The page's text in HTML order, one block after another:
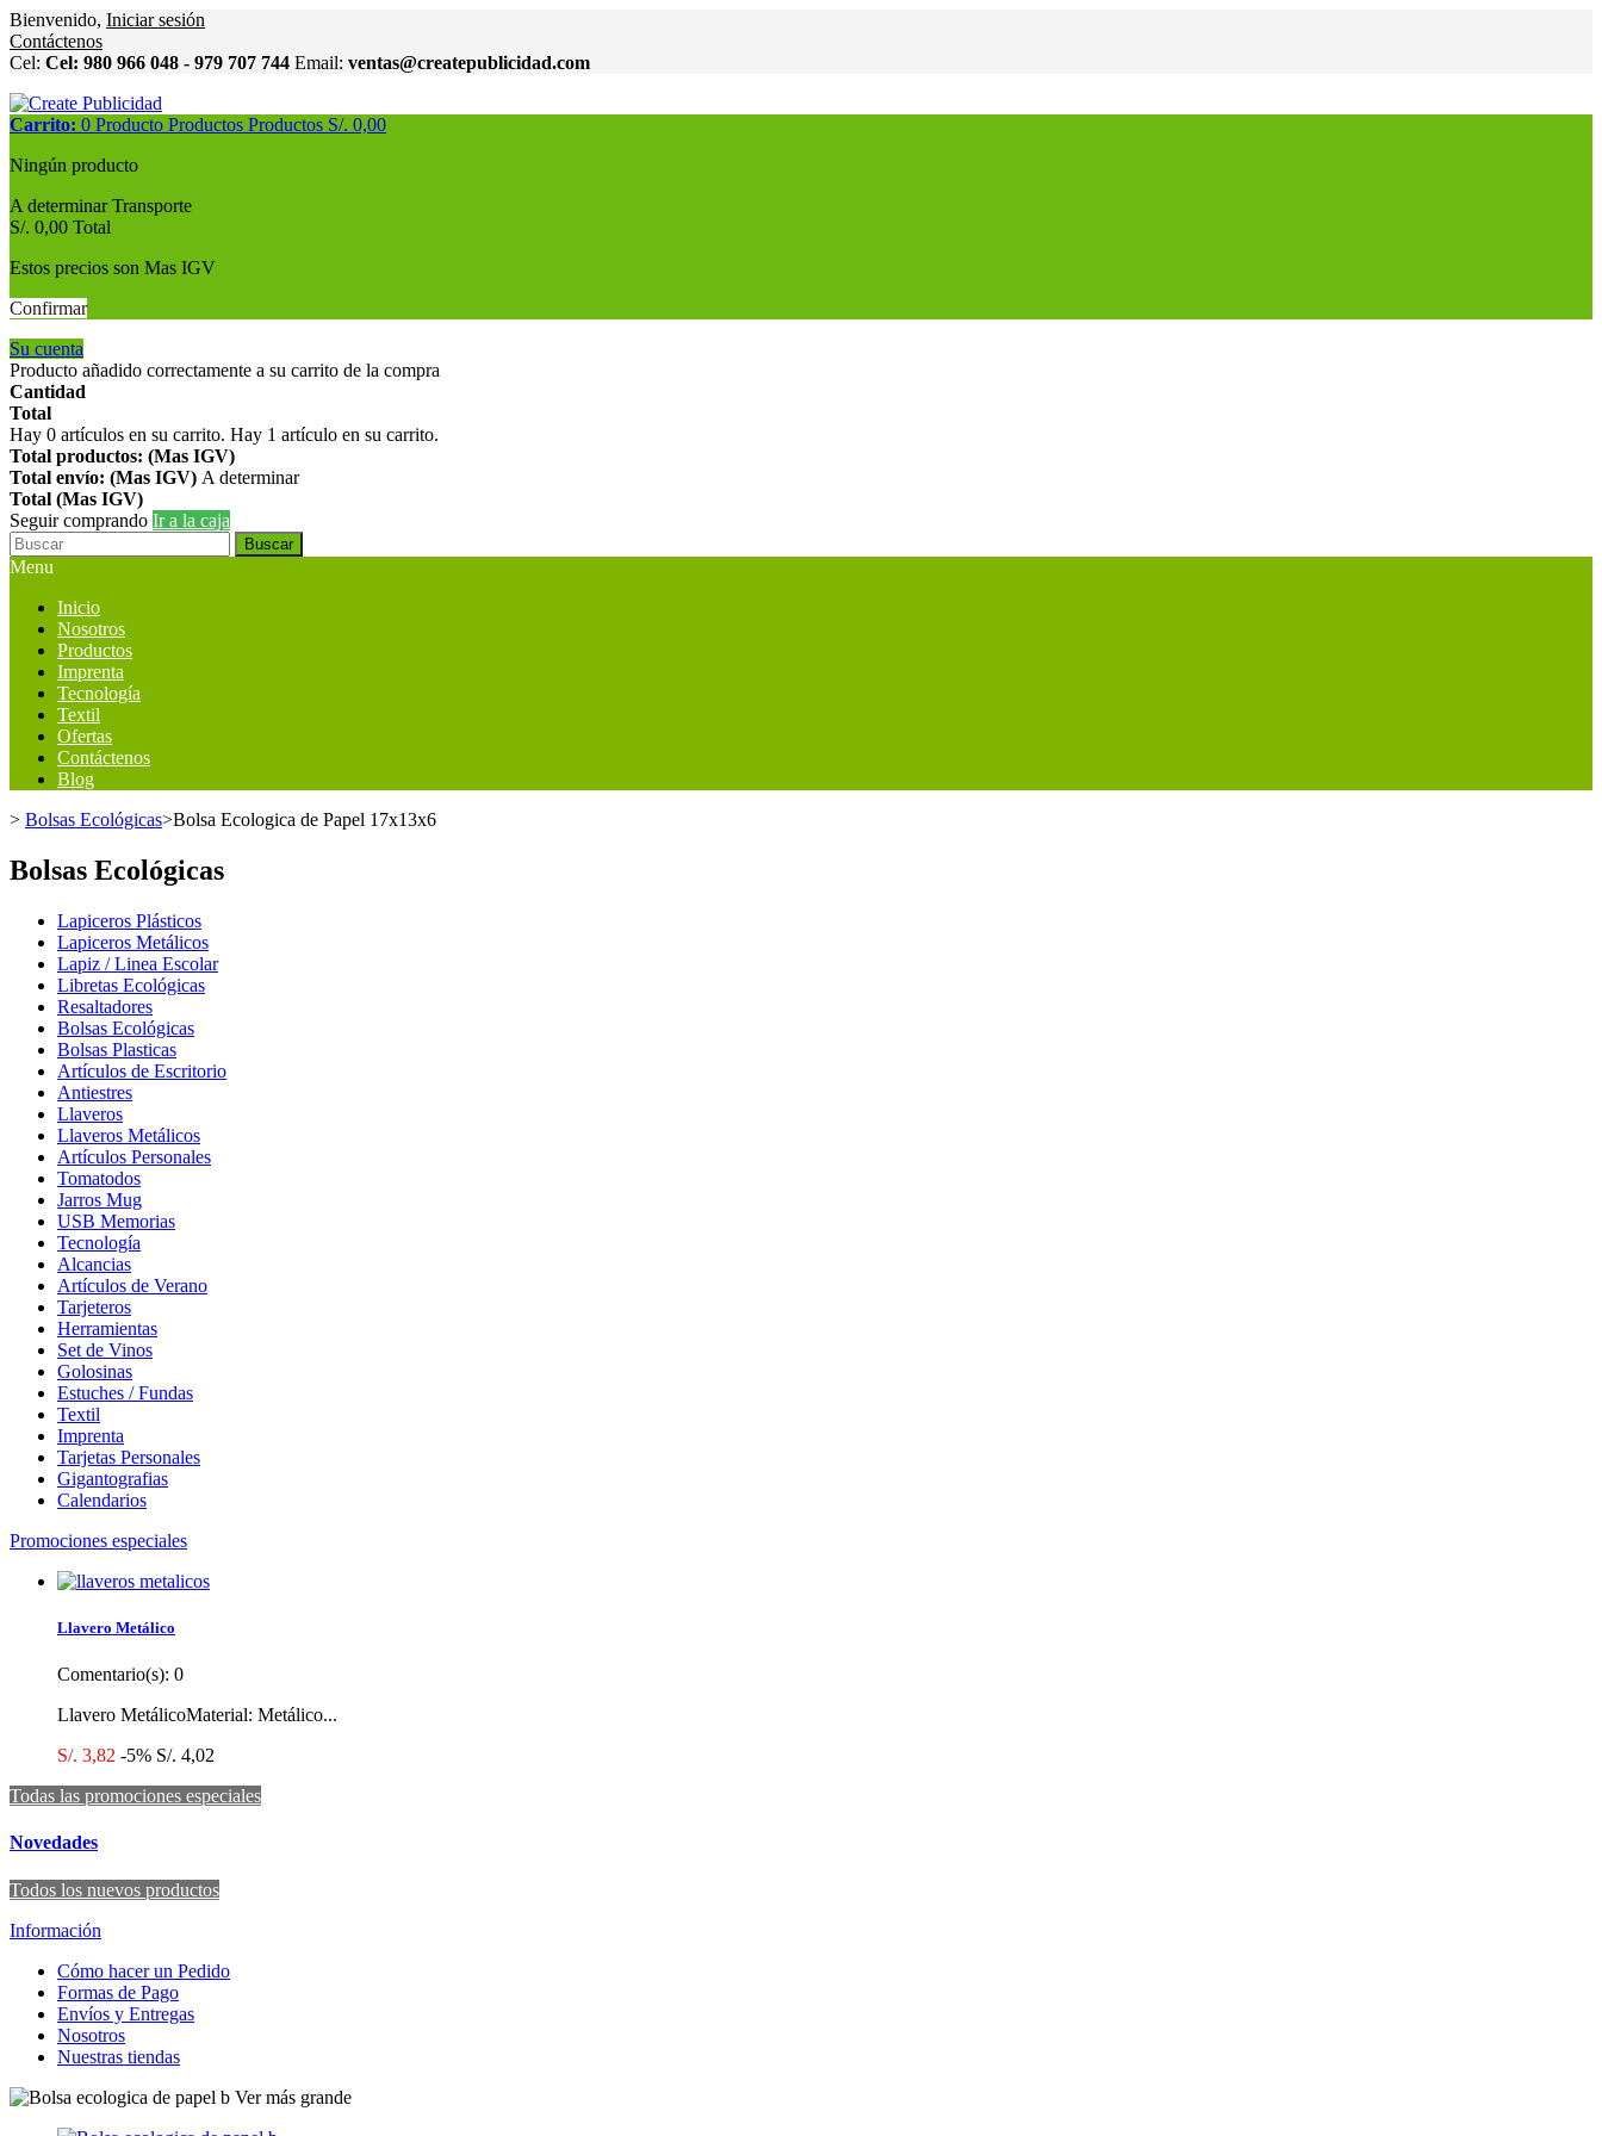
Bienvenido, Iniciar sesión
Contáctenos
Cel: Cel: 980 966 048 - 979 707 744 Email: ventas@createpublicidad.com
Carrito: 0 Producto Productos Productos S/. 0,00
Ningún producto
A determinarTransporte
S/. 0,00 Total
Estos precios son Mas IGV
Confirmar
Su cuenta
Producto añadido correctamente a su carrito de la compra
Cantidad
Total
Hay 0 artículos en su carrito. Hay 1 artículo en su carrito.
Total productos: (Mas IGV)
Total envío: (Mas IGV) A determinar
Total (Mas IGV)
Seguir comprando Ir a la caja
Buscar
Menu
Inicio
Nosotros
Productos
Imprenta
Tecnología
Textil
Ofertas
Contáctenos
Blog
> Bolsas Ecológicas>Bolsa Ecologica de Papel 17x13x6
Bolsas Ecológicas
Lapiceros Plásticos
Lapiceros Metálicos
Lapiz / Linea Escolar
Libretas Ecológicas
Resaltadores
Bolsas Ecológicas
Bolsas Plasticas
Artículos de Escritorio
Antiestres
Llaveros
Llaveros Metálicos
Artículos Personales
Tomatodos
Jarros Mug
USB Memorias
Tecnología
Alcancias
Artículos de Verano
Tarjeteros
Herramientas
Set de Vinos
Golosinas
Estuches / Fundas
Textil
Imprenta
Tarjetas Personales
Gigantografias
Calendarios
Promociones especiales
Llavero Metálico
Comentario(s): 0
Llavero MetálicoMaterial: Metálico...
S/. 3,82 -5% S/. 4,02
Todas las promociones especiales
Novedades
Todos los nuevos productos
Información
Cómo hacer un Pedido
Formas de Pago
Envíos y Entregas
Nosotros
Nuestras tiendas
Ver más grande